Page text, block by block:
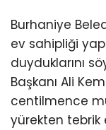
Burhaniye
ev sahipliği
duyduklarını
Başkanı Ali
centilmence
yürekten